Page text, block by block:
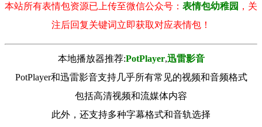
本站所有表情包资源已上传至微信公众号： 表情包幼稚园 ，关
注后回复关键词立即获取对应表情包！
本地播放器推荐:РotРlayer,迅雷影音
PotPlayer和迅雷影音支持几乎所有常见的视频和音频格式
包括高清视频和流媒体内容
此外，还支持多种字幕格式和音轨选择